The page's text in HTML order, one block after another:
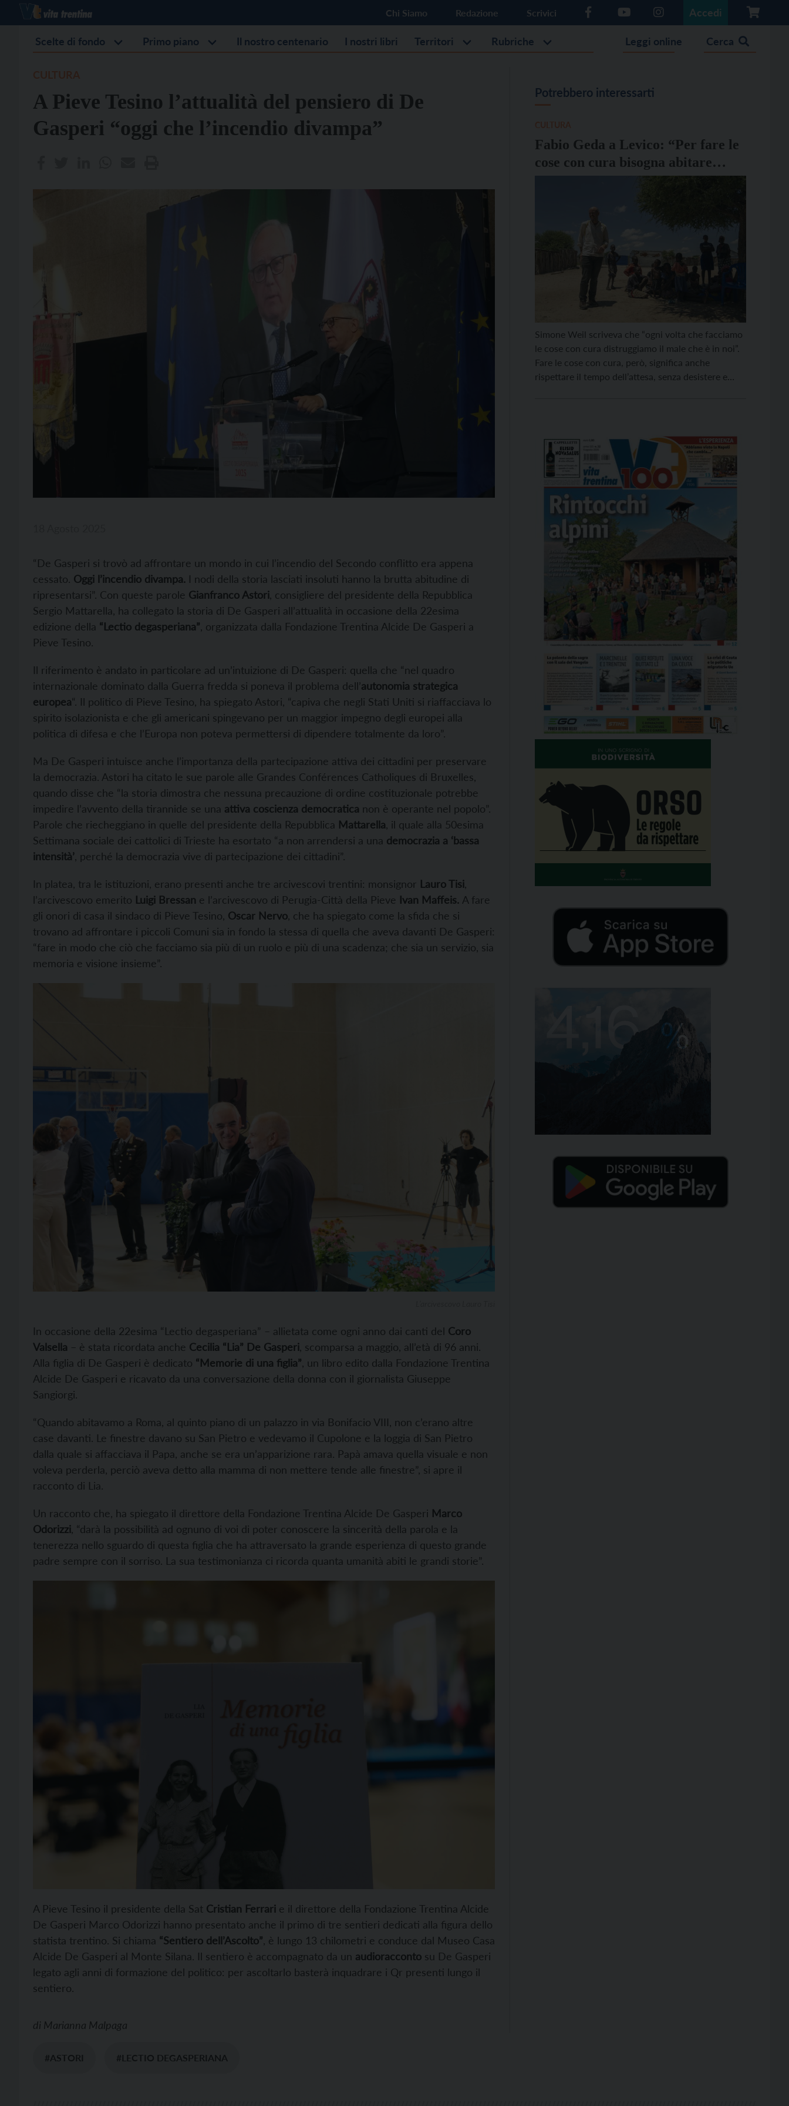
Chi Siamo Redazione Scrivici Accedi
Scelte di fondo Primo piano Il nostro centenario I nostri libri Territori Rubriche Leggi online Cerca
A Pieve Tesino l’attualità del pensiero di De
Gasperi “oggi che l’incendio divampa”
“De Gasperi si trovò ad affrontare un mondo in cui l’incendio del Secondo conflitto era appena
cessato. Oggi l’incendio divampa. I nodi della storia lasciati insoluti hanno la brutta abitudine di
ripresentarsi”. Con queste parole Gianfranco Astori , consigliere del presidente della Repubblica
Sergio Mattarella, ha collegato la storia di De Gasperi all’attualità in occasione della 22esima
edizione della “Lectio degasperiana” , organizzata dalla Fondazione Trentina Alcide De Gasperi a
Pieve Tesino.
Il riferimento è andato in particolare ad un’intuizione di De Gasperi: quella che “nel quadro
internazionale dominato dalla Guerra fredda si poneva il problema dell’autonomia strategica
europea“. Il politico di Pieve Tesino, ha spiegato Astori, “capiva che negli Stati Uniti si riaffacciava lo
spirito isolazionista e che gli americani spingevano per un maggior impegno degli europei alla
politica di difesa e che l’Europa non poteva permettersi di dipendere totalmente da loro”.
Ma De Gasperi intuisce anche l’importanza della partecipazione attiva dei cittadini per preservare
la democrazia. Astori ha citato le sue parole alle Grandes Conférences Catholiques di Bruxelles,
quando disse che “la storia dimostra che nessuna precauzione di ordine costituzionale potrebbe
impedire l’avvento della tirannide se una attiva coscienza democratica non è operante nel popolo”.
Parole che riecheggiano in quelle del presidente della Repubblica Mattarella , il quale alla 50esima
Settimana sociale dei cattolici di Trieste ha esortato “a non arrendersi a una democrazia a ‘bassa
intensità’ , perché la democrazia vive di partecipazione dei cittadini”.
In platea, tra le istituzioni, erano presenti anche tre arcivescovi trentini: monsignor Lauro Tisi
l’arcivescovo emerito Luigi Bressan e l’arcivescovo di Perugia-Città della Pieve Ivan Maffeis. A fare
gli onori di casa il sindaco di Pieve Tesino, Oscar Nervo , che ha spiegato come la sfida che si
trovano ad affrontare i piccoli Comuni sia in fondo la stessa di quella che aveva davanti De Gasperi:
“fare in modo che ciò che facciamo sia più di un ruolo e più di una scadenza; che sia un servizio, sia
memoria e visione insieme”.
In occasione della 22esima “Lectio degasperiana” – allietata come ogni anno dai canti del Coro
Valsella – è stata ricordata anche Cecilia “Lia” De Gasperi , scomparsa a maggio, all’età di 96 anni.
Alla figlia di De Gasperi è dedicato “Memorie di una figlia” , un libro edito dalla Fondazione Trentina
Alcide De Gasperi e ricavato da una conversazione della donna con il giornalista Giuseppe
Sangiorgi.
“Quando abitavamo a Roma, al quinto piano di un palazzo in via Bonifacio VIII, non c’erano altre
case davanti. Le finestre davano su San Pietro e vedevamo il Cupolone e la loggia di San Pietro
dalla quale si affacciava il Papa, anche se era un’apparizione rara. Papà amava quella visuale e non
voleva perderla, perciò aveva detto alla mamma di non mettere tende alle finestre”, si apre il
racconto di Lia.
Un racconto che, ha spiegato il direttore della Fondazione Trentina Alcide De Gasperi Marco
Odorizzi , “darà la possibilità ad ognuno di voi di poter conoscere la sincerità della parola e la
tenerezza nello sguardo di questa figlia che ha attraversato la grande esperienza di questo grande
padre sempre con il sorriso. La sua testimonianza ci ricorda quanta umanità abiti le grandi storie”.
A Pieve Tesino il presidente della Sat Cristian Ferrari e il direttore della Fondazione Trentina Alcide
De Gasperi Marco Odorizzi hanno presentato anche il primo di tre sentieri dedicati alla figura dello
statista trentino. Si chiama “Sentiero dell’Ascolto” , è lungo 13 chilometri e conduce dal Museo Casa
Alcide De Gasperi al Monte Silana. Il sentiero è accompagnato da un audioracconto su De Gasperi
legato agli anni di formazione del politico: per ascoltarlo basterà inquadrare i Qr presenti lungo il
sentiero.
di Marianna Malpaga
#ASTORI #LECTIO DEGASPERIANA
Potrebbero interessarti
Fabio Geda a Levico: “Per fare le
cose con cura bisogna abitare
Simone Weil scriveva che “ogni volta che facciamo
le cose con cura distruggiamo il male che è in noi”.
Fare le cose con cura, però, significa anche
rispettare il tempo dell’attesa, senza desistere e